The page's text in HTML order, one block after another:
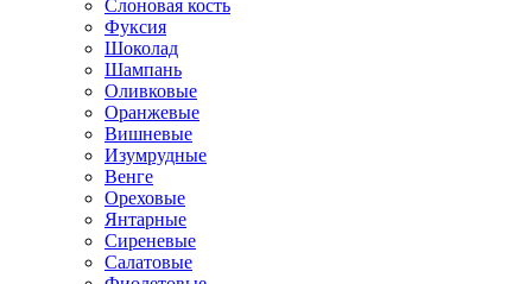
Слоновая кость
Фуксия
Шоколад
Шампань
Оливковые
Оранжевые
Вишневые
Изумрудные
Венге
Ореховые
Янтарные
Сиреневые
Салатовые